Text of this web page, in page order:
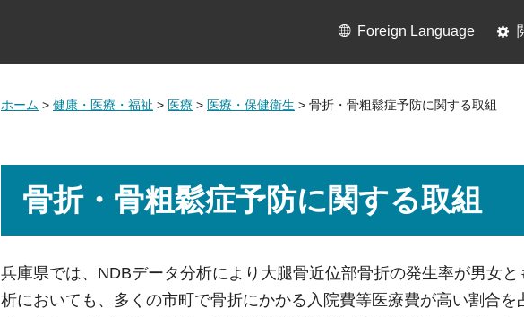
Foreign Language
ホーム > 健康・医療・福祉 > 医療 > 医療・保健衛生 > ⾻折・⾻粗鬆症予防に関する取組
⾻折・⾻粗鬆症予防に関する取組
兵庫県では、NDBデータ分析により⼤腿⾻近位部⾻折の発⽣率が男⼥
析においても、多くの市町で⾻折にかかる⼊院費等医療費が⾼い割合